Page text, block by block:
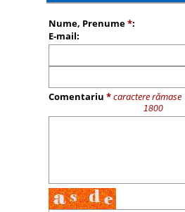
Nume, Prenume*:
E-mail:
Comentariu *caractere rămase